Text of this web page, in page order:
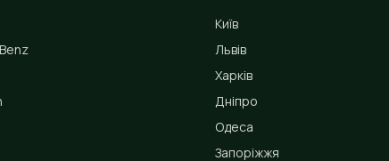
Київ
Львів
Харків
Дніпро
Одеса
Запоріжжя